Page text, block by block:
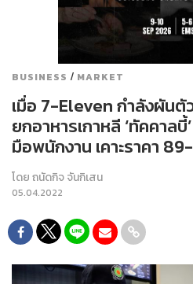
BUSINESS / MARKET
เมื่อ 7-Eleven กำลังผันตัว
ยกอาหารเกาหลี ‘ทัคคาลบี้
มือพนักงาน เคาะราคา
โดยถนัดกิจ จันกิเสน
05.04.2022